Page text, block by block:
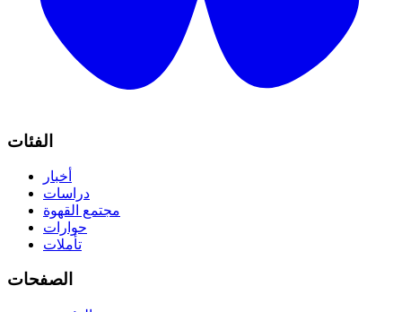
الفئات
أخبار
دراسات
مجتمع القهوة
حوارات
تأملات
الصفحات